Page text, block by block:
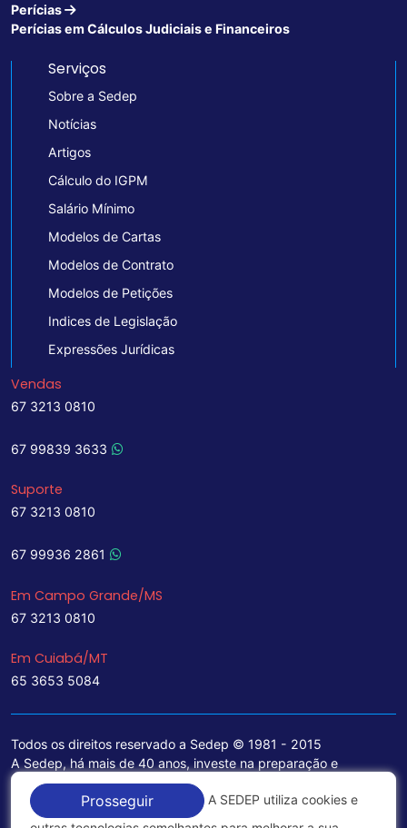
Perícias
Perícias em Cálculos Judiciais e Financeiros
Serviços
Sobre a Sedep
Notícias
Artigos
Cálculo do IGPM
Salário Mínimo
Modelos de Cartas
Modelos de Contrato
Modelos de Petições
Indices de Legislação
Expressões Jurídicas
Vendas
67 3213 0810
67 99839 3633
Suporte
67 3213 0810
67 99936 2861
Em Campo Grande/MS
67 3213 0810
Em Cuiabá/MT
65 3653 5084
Todos os direitos reservado a Sedep © 1981 - 2015
A Sedep, há mais de 40 anos, investe na preparação e
treinamento de funcionários e na aquisição de tecnologia de
ponta para a ampliação de seu portfólio de serviços voltados
para a área jurídica, que contemplam informações seguras e
Prosseguir
A SEDEP utiliza cookies e